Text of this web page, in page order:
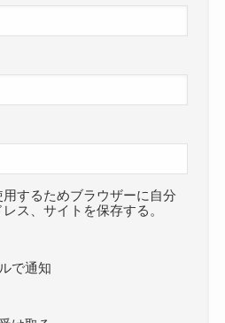
するためブラウザーに自分
ス、サイトを保存する。
で通知